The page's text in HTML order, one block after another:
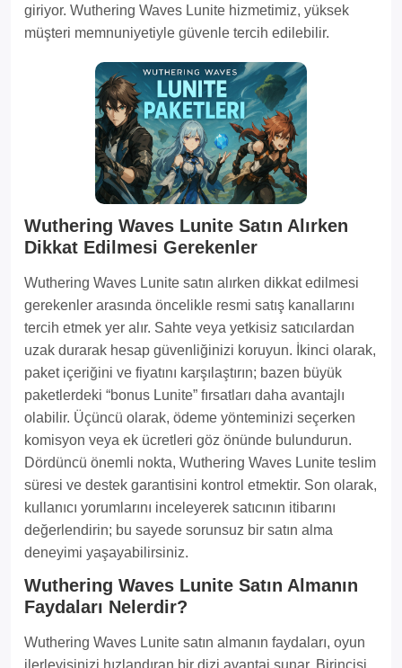
giriyor. Wuthering Waves Lunite hizmetimiz, yüksek
müşteri memnuniyetiyle güvenle tercih edilebilir.
Wuthering Waves Lunite Satın Alırken
Dikkat Edilmesi Gerekenler
Wuthering Waves Lunite satın alırken dikkat edilmesi
gerekenler arasında öncelikle resmi satış kanallarını
tercih etmek yer alır. Sahte veya yetkisiz satıcılardan
uzak durarak hesap güvenliğinizi koruyun. İkinci olarak,
paket içeriğini ve fiyatını karşılaştırın; bazen büyük
paketlerdeki “bonus Lunite” fırsatları daha avantajlı
olabilir. Üçüncü olarak, ödeme yönteminizi seçerken
komisyon veya ek ücretleri göz önünde bulundurun.
Dördüncü önemli nokta, Wuthering Waves Lunite teslim
süresi ve destek garantisini kontrol etmektir. Son olarak,
kullanıcı yorumlarını inceleyerek satıcının itibarını
değerlendirin; bu sayede sorunsuz bir satın alma
deneyimi yaşayabilirsiniz.
Wuthering Waves Lunite Satın Almanın
Faydaları Nelerdir?
Wuthering Waves Lunite satın almanın faydaları, oyun
ilerleyişinizi hızlandıran bir dizi avantaj sunar. Birincisi,